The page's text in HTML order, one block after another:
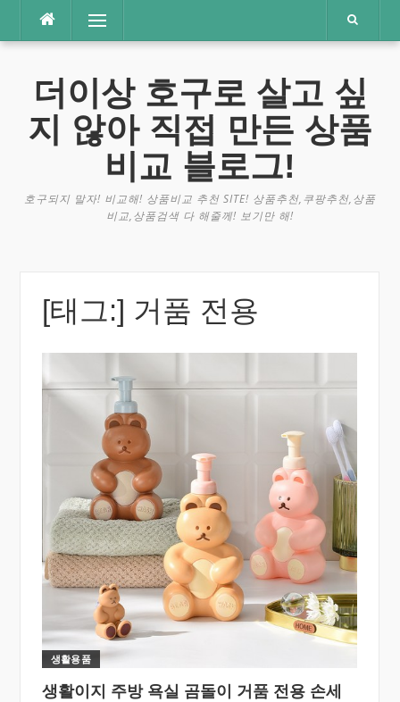
츠
메뉴
더이상 호구로 살고 싶
지 않아 직접 만든 상품
비교 블로그!
호구되지 말자! 비교해! 상품비교 추천 SITE! 상품추천,쿠팡추천,상품
비교,상품검색 다 해줄께! 보기만 해!
[태그:] 거품 전용
생활용품
생활이지 주방 욕실 곰돌이 거품 전용 손세